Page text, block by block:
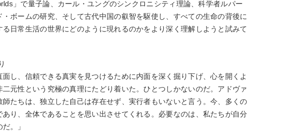
」で量子論、カール・ユングのシンクロニシティ理論、科学者ルパー
ボームの研究、そして古代中国の叡智を駆使し、すべての生命の背後に
日常生活の世界にどのように現れるのかをより深く理解しようと試みて
面し、信頼できる真実を見つけるために内面を深く掘り下げ、心を開くよ
元性という究極の真理にたどり着いた。ひとつしかないのだ。アドヴァ
たちは、独立した自己は存在せず、実行者もいないと言う。今、多くの
り、全体であることを思い出させてくれる。必要なのは、私たちが自分
。」